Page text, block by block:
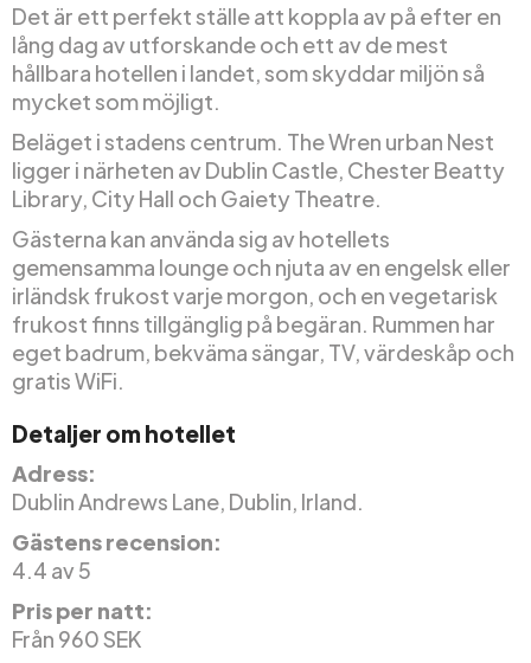
Det är ett perfekt ställe att koppla av på efter en
lång dag av utforskande och ett av de mest
hållbara hotellen i landet, som skyddar miljön så
mycket som möjligt.
Beläget i stadens centrum. The Wren urban Nest
ligger i närheten av Dublin Castle, Chester Beatty
Library, City Hall och Gaiety Theatre.
Gästerna kan använda sig av hotellets
gemensamma lounge och njuta av en engelsk eller
irländsk frukost varje morgon, och en vegetarisk
frukost finns tillgänglig på begäran. Rummen har
eget badrum, bekväma sängar, TV, värdeskåp och
gratis WiFi.
Detaljer om hotellet
Adress:
Dublin Andrews Lane, Dublin, Irland.
Gästens recension:
4.4 av 5
Pris per natt:
Från 960 SEK